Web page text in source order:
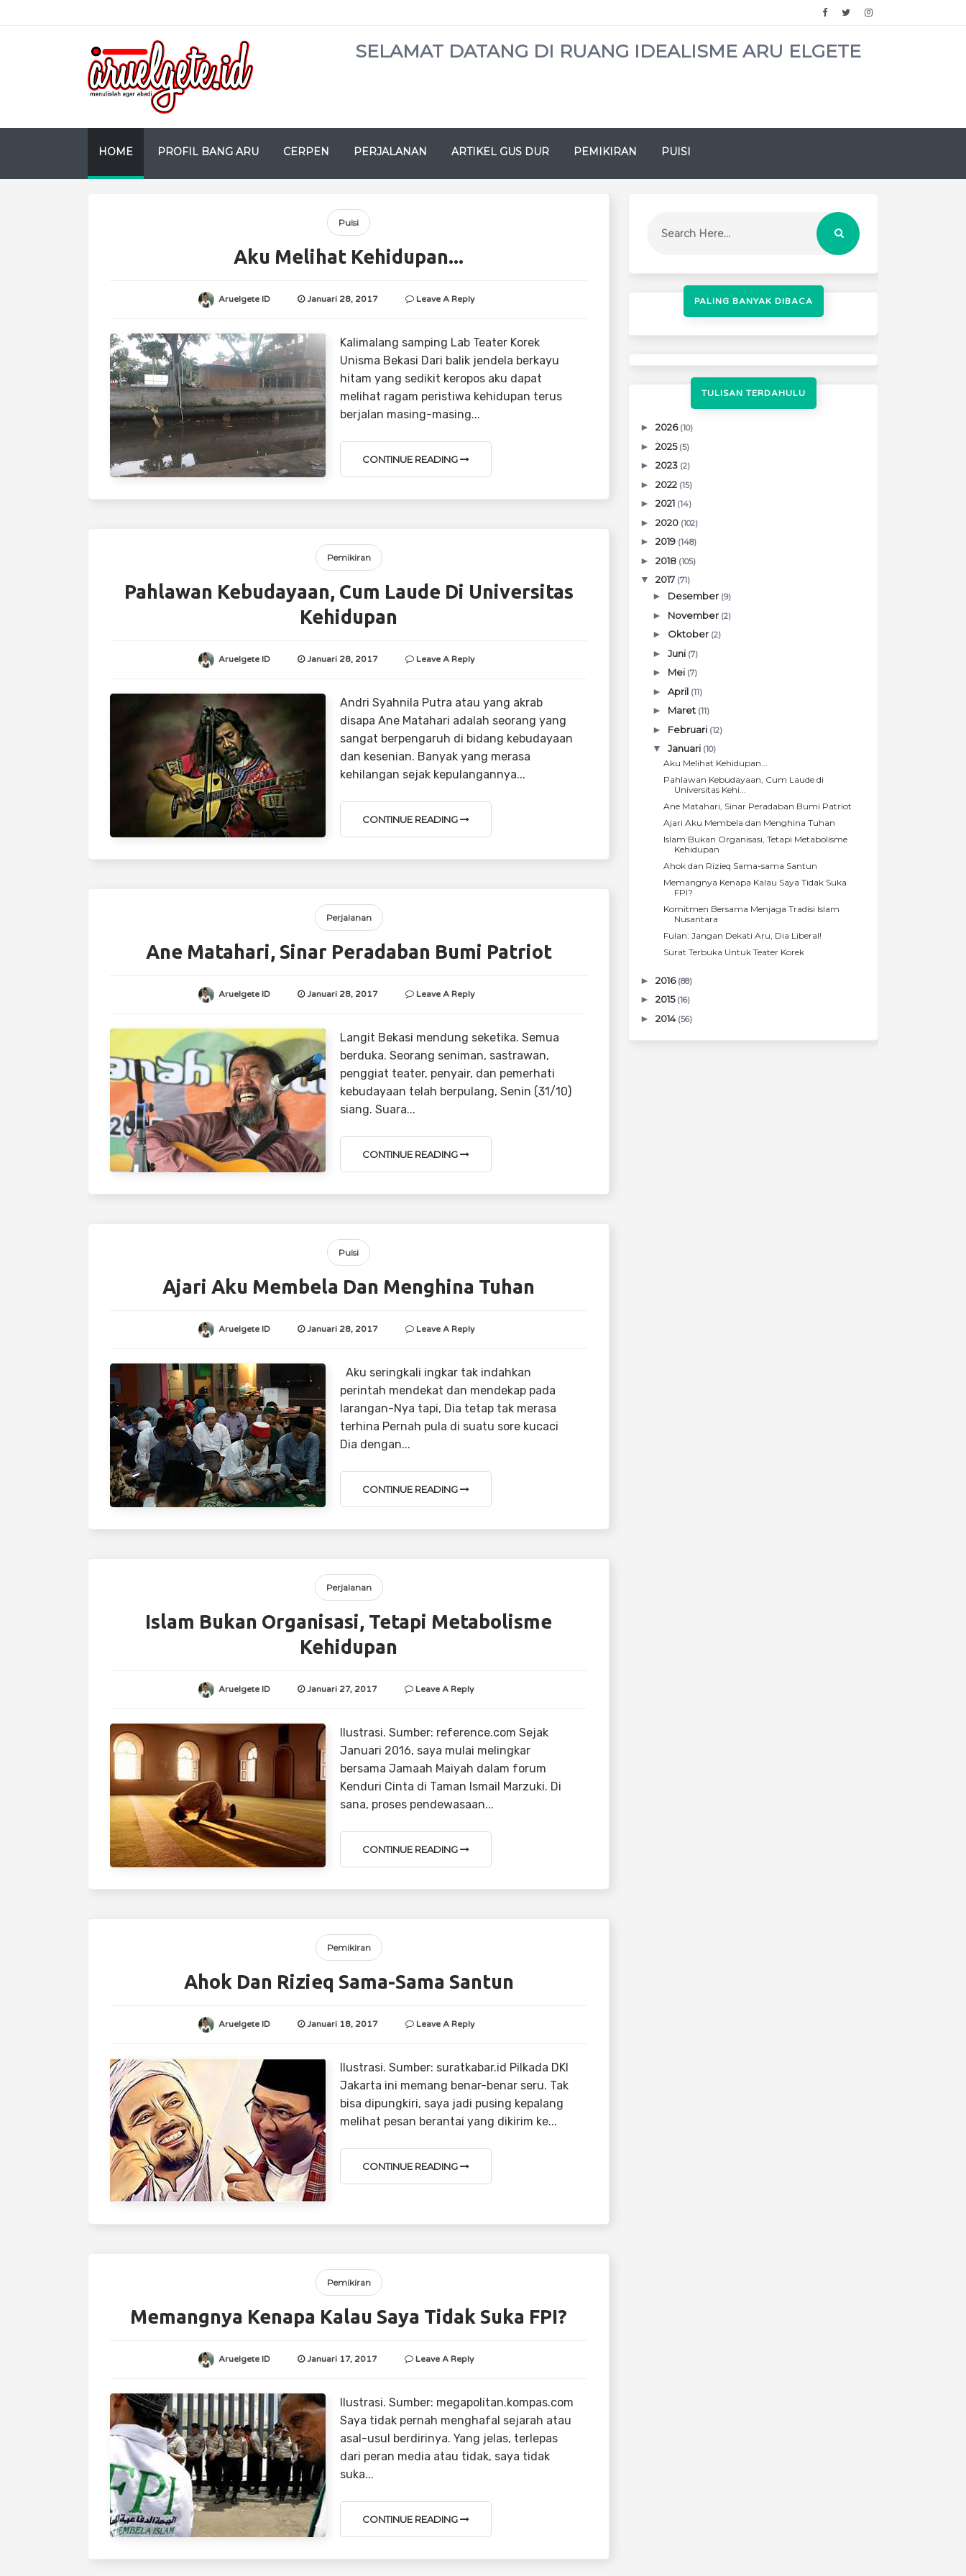
SELAMAT DATANG DI RUANG IDEALISME ARU ELGETE
HOME PROFIL BANG ARU CERPEN PERJALANAN ARTIKEL GUS DUR PEMIKIRAN PUISI
Puisi
Aku Melihat Kehidupan...
Aruelgete ID Januari 28, 2017 Leave A Reply
Kalimalang samping Lab Teater Korek
Unisma Bekasi Dari balik jendela berkayu
hitam yang sedikit keropos aku dapat
melihat ragam peristiwa kehidupan terus
berjalan masing-masing...
CONTINUE READING
Pemikiran
Pahlawan Kebudayaan, Cum Laude Di Universitas
Kehidupan
Aruelgete ID Januari 28, 2017 Leave A Reply
Andri Syahnila Putra atau yang akrab
disapa Ane Matahari adalah seorang yang
sangat berpengaruh di bidang kebudayaan
dan kesenian. Banyak yang merasa
kehilangan sejak kepulangannya...
CONTINUE READING
Perjalanan
Ane Matahari, Sinar Peradaban Bumi Patriot
Aruelgete ID Januari 28, 2017 Leave A Reply
Langit Bekasi mendung seketika. Semua
berduka. Seorang seniman, sastrawan,
penggiat teater, penyair, dan pemerhati
kebudayaan telah berpulang, Senin (31/10)
siang. Suara...
CONTINUE READING
Puisi
Ajari Aku Membela Dan Menghina Tuhan
Aruelgete ID Januari 28, 2017 Leave A Reply
Aku seringkali ingkar tak indahkan
perintah mendekat dan mendekap pada
larangan-Nya tapi, Dia tetap tak merasa
terhina Pernah pula di suatu sore kucaci
Dia dengan...
CONTINUE READING
Perjalanan
Islam Bukan Organisasi, Tetapi Metabolisme
Kehidupan
Aruelgete ID Januari 27, 2017 Leave A Reply
Ilustrasi. Sumber: reference.com Sejak
Januari 2016, saya mulai melingkar
bersama Jamaah Maiyah dalam forum
Kenduri Cinta di Taman Ismail Marzuki. Di
sana, proses pendewasaan...
CONTINUE READING
Pemikiran
Ahok Dan Rizieq Sama-Sama Santun
Aruelgete ID Januari 18, 2017 Leave A Reply
Ilustrasi. Sumber: suratkabar.id Pilkada DKI
Jakarta ini memang benar-benar seru. Tak
bisa dipungkiri, saya jadi pusing kepalang
melihat pesan berantai yang dikirim ke...
CONTINUE READING
Pemikiran
Memangnya Kenapa Kalau Saya Tidak Suka FPI?
Aruelgete ID Januari 17, 2017 Leave A Reply
Ilustrasi. Sumber: megapolitan.kompas.com
Saya tidak pernah menghafal sejarah atau
asal-usul berdirinya. Yang jelas, terlepas
dari peran media atau tidak, saya tidak
suka...
CONTINUE READING
PALING BANYAK DIBACA
TULISAN TERDAHULU
►2026 (10)
►2025 (5)
►2023 (2)
►2022 (15)
►2021 (14)
►2020 (102)
►2019 (148)
►2018 (105)
▼2017 (71)
► Desember (9)
► November (2)
► Oktober (2)
►Juni (7)
► Mei (7)
►April (11)
► Maret (11)
► Februari (12)
▼Januari (10)
Aku Melihat Kehidupan...
Pahlawan Kebudayaan, Cum Laude di
Universitas Kehi...
Ane Matahari, Sinar Peradaban Bumi Patriot
Ajari Aku Membela dan Menghina Tuhan
Islam Bukan Organisasi, Tetapi Metabolisme
Kehidupan
Ahok dan Rizieq Sama-sama Santun
Memangnya Kenapa Kalau Saya Tidak Suka
FPI?
Komitmen Bersama Menjaga Tradisi Islam
Nusantara
Fulan: Jangan Dekati Aru, Dia Liberal!
Surat Terbuka Untuk Teater Korek
►2016 (88)
►2015 (16)
►2014 (56)